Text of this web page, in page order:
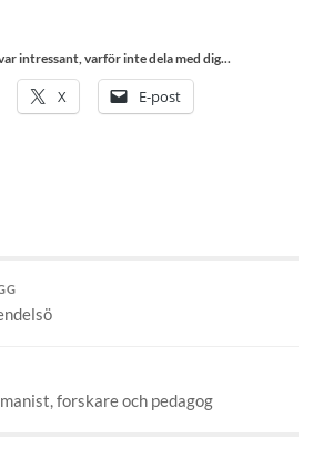
intressant, varför inte dela med dig...
X E-post
forskare och pedagog